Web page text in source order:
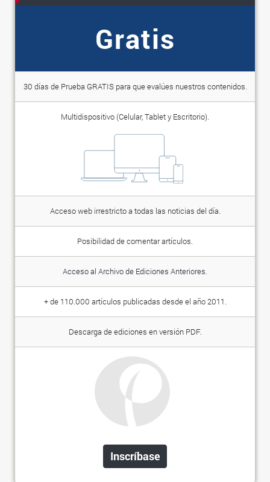
Gratis
30 días de Prueba GRATIS para que evalúes nuestros contenidos.
Multidispositivo (Celular, Tablet y Escritorio).
Acceso web irrestricto a todas las noticias del día.
Posibilidad de comentar artículos.
Acceso al Archivo de Ediciones Anteriores.
+ de 110.000 artículos publicadas desde el año 2011.
Descarga de ediciones en versión PDF.
Inscríbase